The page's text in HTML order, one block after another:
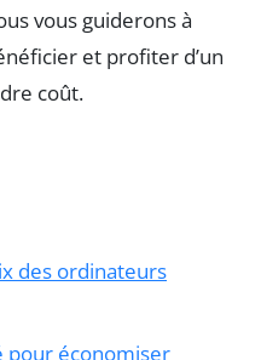
vous guiderons à
et profiter d’un
coût.
des ordinateurs
pour économiser